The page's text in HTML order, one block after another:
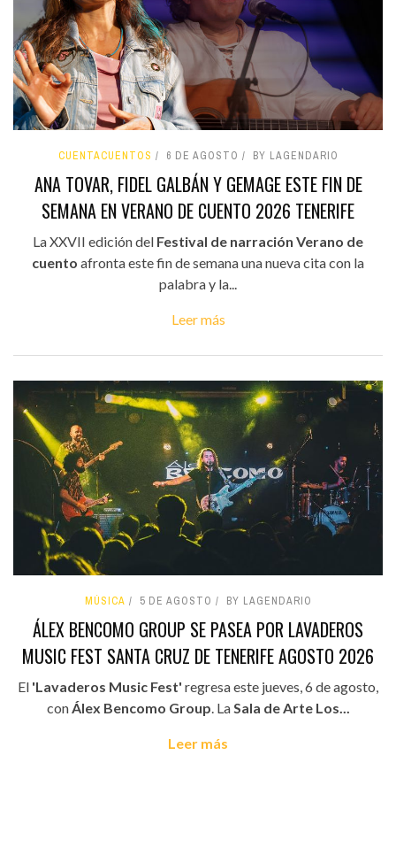
CUENTACUENTOS 6 DE AGOSTO BY LAGENDARIO
ANA TOVAR, FIDEL GALBÁN Y GEMAGE ESTE FIN DE
SEMANA EN VERANO DE CUENTO 2026 TENERIFE
La XXVII edición del Festival de narración Verano de
cuento afronta este fin de semana una nueva cita con la
palabra y la...
Leer más
MÚSICA 5 DE AGOSTO BY LAGENDARIO
ÁLEX BENCOMO GROUP SE PASEA POR LAVADEROS
MUSIC FEST SANTA CRUZ DE TENERIFE AGOSTO 2026
El 'Lavaderos Music Fest' regresa este jueves, 6 de agosto,
con Álex Bencomo Group . La Sala de Arte Los...
Leer más